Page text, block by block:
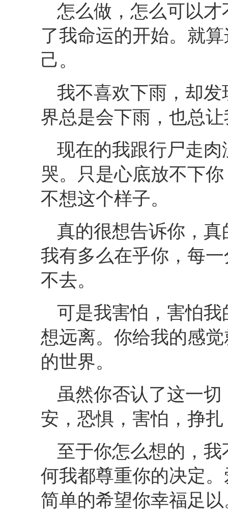
怎么做，怎么可以
了我命运的开始。就
己。
我不喜欢下雨，却
界总是会下雨，也总
现在的我跟行尸走
哭。只是心底放不下
不想这个样子。
真的很想告诉你，
我有多么在乎你，每
不去。
可是我害怕，害怕
想远离。你给我的感
的世界。
虽然你否认了这一
安，恐惧，害怕，挣
至于你怎么想的，
何我都尊重你的决定
简单的希望你幸福足以